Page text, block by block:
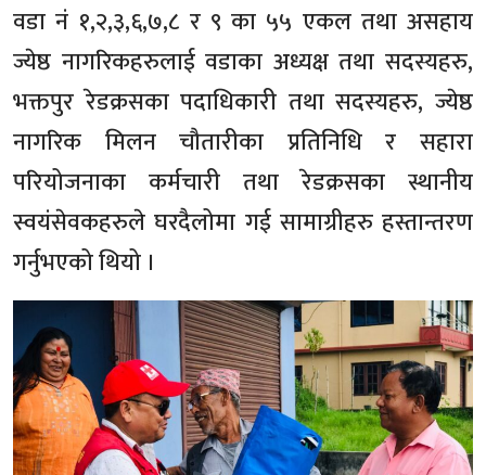
वडा नं १,२,३,६,७,८ र ९ का ५५ एकल तथा असहाय
ज्येष्ठ नागरिकहरुलाई वडाका अध्यक्ष तथा सदस्यहरु,
भक्तपुर रेडक्रसका पदाधिकारी तथा सदस्यहरु, ज्येष्ठ
नागरिक मिलन चौतारीका प्रतिनिधि र सहारा
परियोजनाका कर्मचारी तथा रेडक्रसका स्थानीय
स्वयंसेवकहरुले घरदैलोमा गई सामाग्रीहरु हस्तान्तरण
गर्नुभएको थियो ।